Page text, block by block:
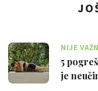
NIJE
5
je